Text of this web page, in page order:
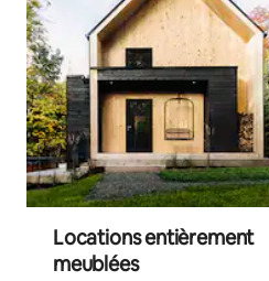
Locations entièrement
meublées